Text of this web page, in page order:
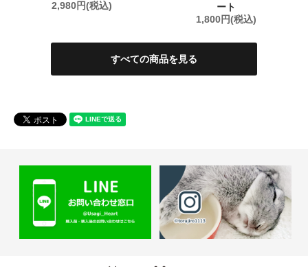
2,980円(税込)
ート
1,800円(税込)
すべての商品を見る